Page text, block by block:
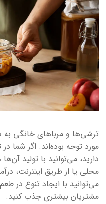
ترشی‌ها و مرباهای خانگی به
مورد توجه بوده‌اند. اگر
دارید، می‌توانید با تولید
محلی یا از طریق اینترنت،
می‌توانید با ایجاد تنوع در
مشتریان بیشتری جذب کنید.